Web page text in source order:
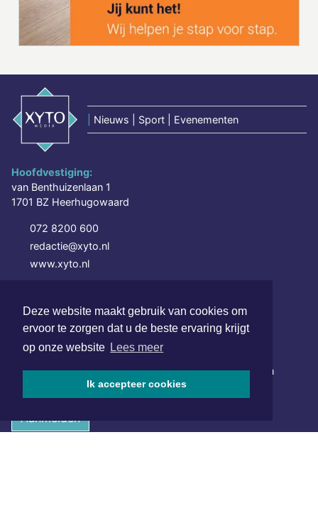
Deze website maakt gebruik van cookies om
ervoor te zorgen dat u de beste ervaring krijgt
op onze website Lees meer
Ik accepteer cookies
Nieuws | Sport | Evenementen
Hoofdvestiging:
van Benthuizenlaan 1
1701 BZ Heerhugowaard
072 8200 600
redactie@xyto.nl
www.xyto.nl
NIEUWSBRIEF AANMELDEN
Schrijf je in voor onze nieuwsbrief en krijg wekelijks een
samenvatting van alle gebeurtenissen uit jouw regio.
Aanmelden